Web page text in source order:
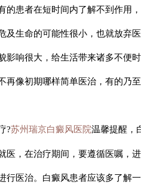
的患者在短时间内了解不到作用
及生命的可能性很小，也就放弃医
影响很大，给生活带来诸多不便
再像初期哪样简单医治，有的乃
?苏州瑞京白癜风医院温馨提醒，
医，在治疗期间，要遵循医嘱，
行医治。白癜风患者应该多了解